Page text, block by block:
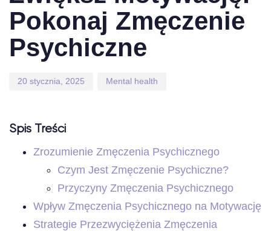
Pokonaj Zmęczenie
Psychiczne
20 stycznia, 2025 Mental health
Spis Treści
Zrozumienie Zmęczenia Psychicznego
Czym Jest Zmęczenie Psychiczne?
Przyczyny Zmęczenia Psychicznego
Wpływ Zmęczenia Psychicznego na Motywację
Strategie Przezwyciężenia Zmęczenia